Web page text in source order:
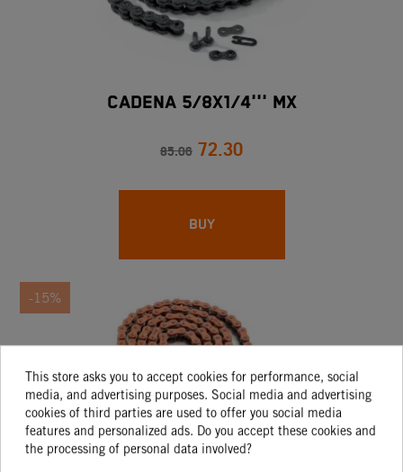
CADENA 5/8X1/4''' MX
85.06 72.30
BUY
-15%
This store asks you to accept cookies for performance, social
media, and advertising purposes. Social media and advertising
cookies of third parties are used to offer you social media
features and personalized ads. Do you accept these cookies and
the processing of personal data involved?